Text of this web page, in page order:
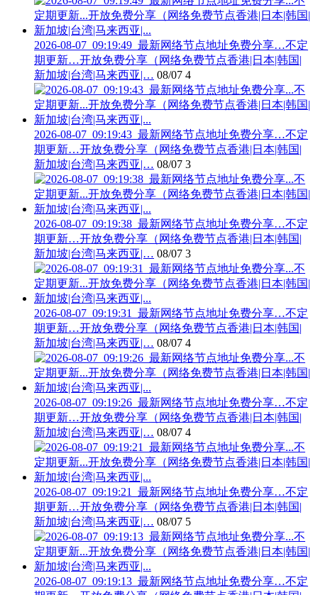
2026-08-07_09:19:49_最新网络节点地址免费分享…不定
期更新…开放免费分享（网络免费节点香港|日本|韩国|
新加坡|台湾|马来西亚|… 08/07 4
2026-08-07_09:19:43_最新网络节点地址免费分享…不定
期更新…开放免费分享（网络免费节点香港|日本|韩国|
新加坡|台湾|马来西亚|… 08/07 3
2026-08-07_09:19:38_最新网络节点地址免费分享…不定
期更新…开放免费分享（网络免费节点香港|日本|韩国|
新加坡|台湾|马来西亚|… 08/07 3
2026-08-07_09:19:31_最新网络节点地址免费分享…不定
期更新…开放免费分享（网络免费节点香港|日本|韩国|
新加坡|台湾|马来西亚|… 08/07 4
2026-08-07_09:19:26_最新网络节点地址免费分享…不定
期更新…开放免费分享（网络免费节点香港|日本|韩国|
新加坡|台湾|马来西亚|… 08/07 4
2026-08-07_09:19:21_最新网络节点地址免费分享…不定
期更新…开放免费分享（网络免费节点香港|日本|韩国|
新加坡|台湾|马来西亚|… 08/07 5
2026-08-07_09:19:13_最新网络节点地址免费分享…不定